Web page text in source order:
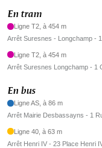
En tram
Ligne T2, à 454 m
Arrêt Suresnes - Longchamp -
Ligne T2, à 454 m
Arrêt Suresnes Longchamp - 1
En bus
Ligne AS, à 86 m
Arrêt Mairie Desbassayns - 1
Ligne 40, à 63 m
Arrêt Henri IV - 23 Place Henri